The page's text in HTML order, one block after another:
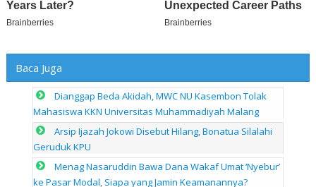
Baca Juga
Dianggap Beda Akidah, MWC NU Kasembon Tolak
Mahasiswa KKN Universitas Muhammadiyah Malang
Arsip Ijazah Jokowi Disebut Hilang, Bonatua Silalahi
Geruduk KPU
Menag Nasaruddin Bawa Dana Wakaf Umat ‘Nyebur’
ke Pasar Modal, Siapa yang Jamin Keamanannya?